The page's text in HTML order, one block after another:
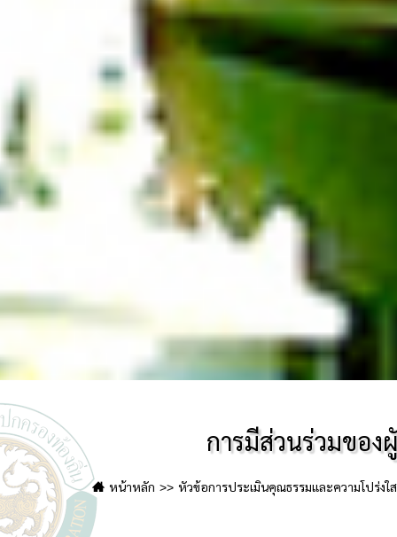
การมีส่วนร่วมของ
หน้าหลัก หัวข้อการประเมินคุณธรรมและความโปร่งใ